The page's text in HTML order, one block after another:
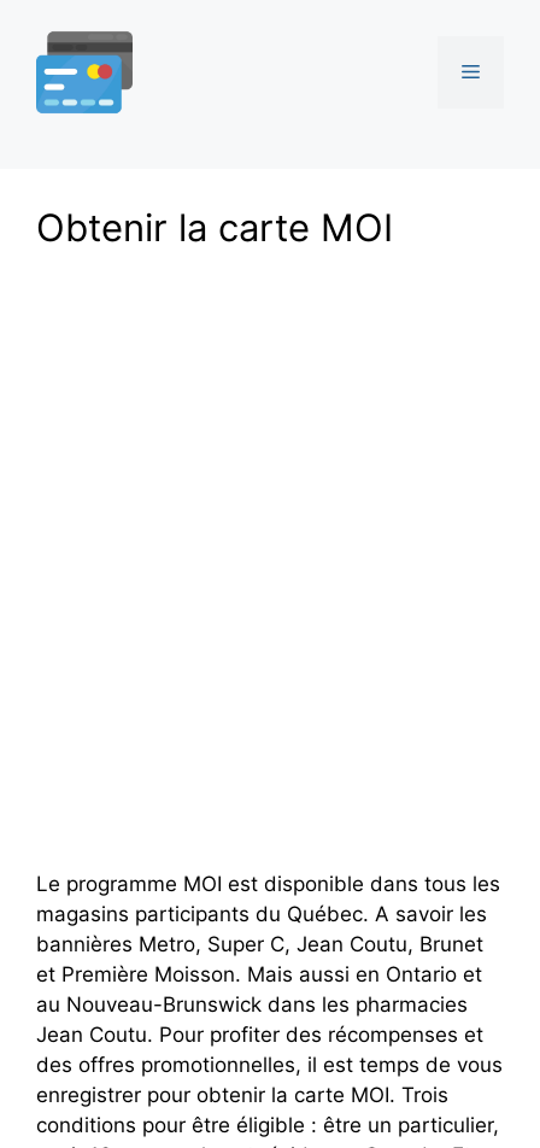
contenu
Menu
Obtenir la carte MOI
Le programme MOI est disponible dans tous les
magasins participants du Québec. A savoir les
bannières Metro, Super C, Jean Coutu, Brunet
et Première Moisson. Mais aussi en Ontario et
au Nouveau-Brunswick dans les pharmacies
Jean Coutu. Pour profiter des récompenses et
des offres promotionnelles, il est temps de vous
enregistrer pour obtenir la carte MOI. Trois
conditions pour être éligible : être un particulier,